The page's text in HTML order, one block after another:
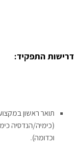
דרישות התפקיד:
תואר ראשון
(כימיה/הנדסיה
וכדומה).